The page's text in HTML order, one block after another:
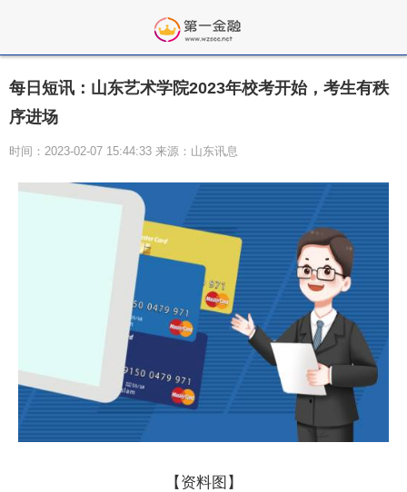
每日短讯：山东艺术学院2023年校考开始，考生有秩
序进场
时间：2023-02-07 15:44:33 来源：山东讯息
【资料图】